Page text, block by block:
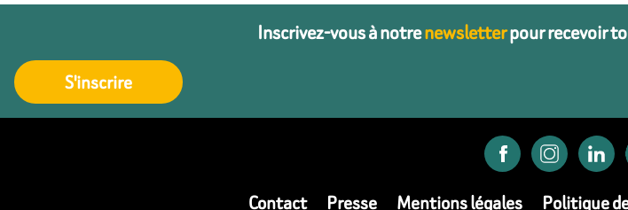
Inscrivez-vous à notrenewsletterpour recevoir
S'inscrire
Contact Presse Mentions légales Politique